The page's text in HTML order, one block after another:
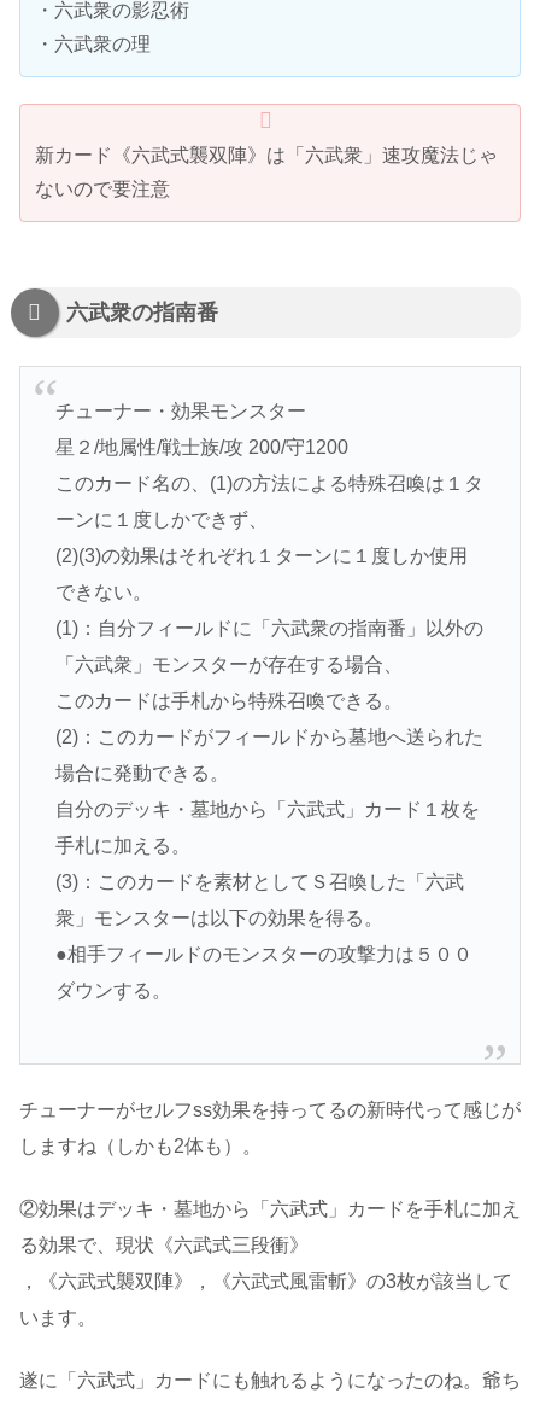
・六武衆の影忍術
・六武衆の理
新カード《六武式襲双陣》は「六武衆」速攻魔法じゃ
ないので要注意
六武衆の指南番
チューナー・効果モンスター
星２/地属性/戦士族/攻 200/守1200
このカード名の、(1)の方法による特殊召喚は１タ
ーンに１度しかできず、
(2)(3)の効果はそれぞれ１ターンに１度しか使用
できない。
(1)：自分フィールドに「六武衆の指南番」以外の
「六武衆」モンスターが存在する場合、
このカードは手札から特殊召喚できる。
(2)：このカードがフィールドから墓地へ送られた
場合に発動できる。
自分のデッキ・墓地から「六武式」カード１枚を
手札に加える。
(3)：このカードを素材としてＳ召喚した「六武
衆」モンスターは以下の効果を得る。
●相手フィールドのモンスターの攻撃力は５００
ダウンする。
チューナーがセルフss効果を持ってるの新時代って感じが
しますね（しかも2体も）。
②効果はデッキ・墓地から「六武式」カードを手札に加え
る効果で、現状《六武式三段衝》
，《六武式襲双陣》，《六武式風雷斬》の3枚が該当して
います。
遂に「六武式」カードにも触れるようになったのね。爺ち